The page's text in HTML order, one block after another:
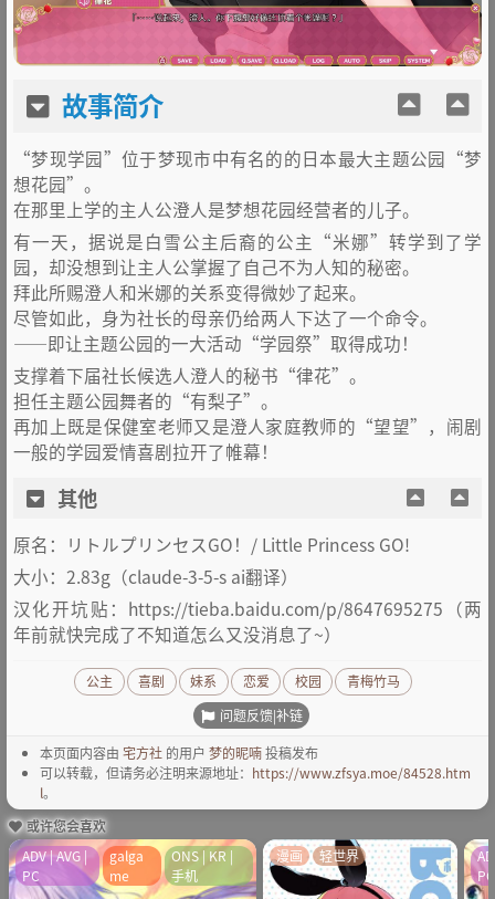
故事简介
“梦现学园”位于梦现市中有名的的日本最大主题公园“梦
想花园”。
在那里上学的主人公澄人是梦想花园经营者的儿子。
有一天，据说是白雪公主后裔的公主“米娜”转学到了学
园，却没想到让主人公掌握了自己不为人知的秘密。
拜此所赐澄人和米娜的关系变得微妙了起来。
尽管如此，身为社长的母亲仍给两人下达了一个命令。
——即让主题公园的一大活动“学园祭”取得成功！
支撑着下届社长候选人澄人的秘书“律花”。
担任主题公园舞者的“有梨子”。
再加上既是保健室老师又是澄人家庭教师的“望望”，闹剧
一般的学园爱情喜剧拉开了帷幕！
其他
原名：リトルプリンセスGO！/ Little Princess GO!
大小：2.83g（claude-3-5-s ai翻译）
汉化开坑贴：https://tieba.baidu.com/p/8647695275（两
年前就快完成了不知道怎么又没消息了~）
公主 喜剧 妹系 恋爱 校园
青梅竹马
问题反馈|补链
本页面内容由 宅方社 的用户 梦的昵喃投稿发布
可以转载，但请务必注明来源地址： https://www.zfsya.moe/84528.htm
l。
或许您会喜欢
ADV | AVG |
PC
galga
me
ONS | KR |
手机
漫画 轻世界
PC